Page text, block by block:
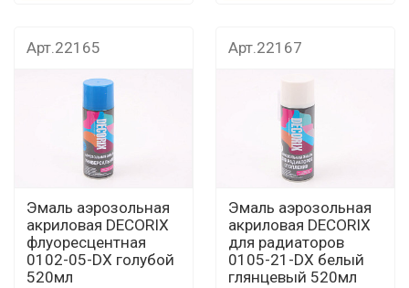
Арт.22165
Эмаль аэрозольная
акриловая DECORIX
флуоресцентная
0102-05-DX голубой
520мл
Арт.22167
Эмаль аэрозольная
акриловая DECORIX
для радиаторов
0105-21-DX белый
глянцевый 520мл